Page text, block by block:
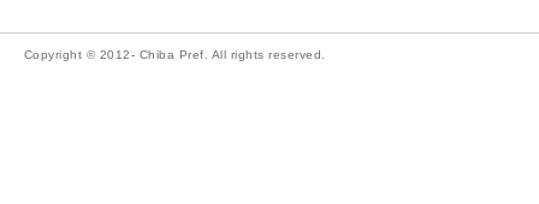
Copyright © 2012- Chiba Pref. All rights reserved.